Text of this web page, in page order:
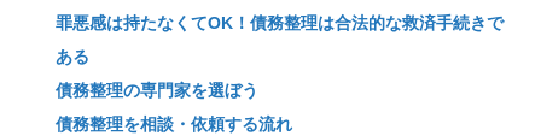
罪悪感は持たなくてOK！債務整理は合法的な救済手続きで
ある
債務整理の専門家を選ぼう
債務整理を相談・依頼する流れ